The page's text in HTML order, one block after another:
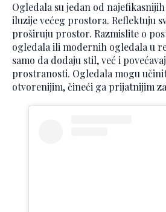
Ogledala su jedan od
iluzije većeg prostora. Reflektuju
proširuju prostor. Razmislite o
ogledala ili modernih ogledala u
samo da dodaju stil, već i
prostranosti. Ogledala mogu
otvorenijim, čineći ga prijatnijim